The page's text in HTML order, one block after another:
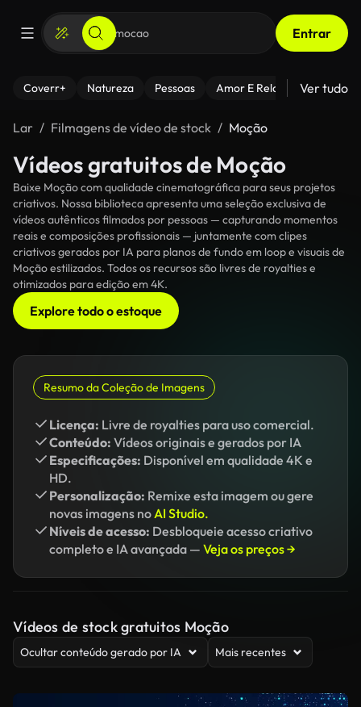
Entrar
Coverr+ Natureza Pessoas Amor E Relacionamentos
Ver tudo
Lar Filmagens de vídeo de stock Moção
Vídeos gratuitos de Moção
Baixe Moção com qualidade cinematográfica para seus projetos
criativos. Nossa biblioteca apresenta uma seleção exclusiva de
vídeos autênticos filmados por pessoas — capturando momentos
reais e composições profissionais — juntamente com clipes
criativos gerados por IA para planos de fundo em loop e visuais de
Moção estilizados. Todos os recursos são livres de royalties e
otimizados para edição em 4K.
Explore todo o estoque
Resumo da Coleção de Imagens
Licença: Livre de royalties para uso comercial.
Conteúdo: Vídeos originais e gerados por IA
Especificações: Disponível em qualidade 4K e
HD.
Personalização: Remixe esta imagem ou gere
novas imagens noAI Studio.
Níveis de acesso: Desbloqueie acesso criativo
completo e IA avançada — Veja os preços →
Vídeos de stock gratuitos Moção
Ocultar conteúdo gerado por IA Mais recentes